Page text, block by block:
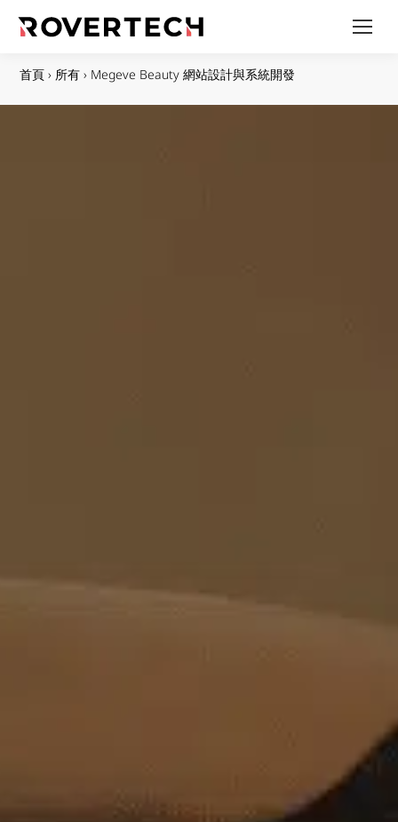
首頁 › 所有 › Megeve Beauty 網站設計與系統開發